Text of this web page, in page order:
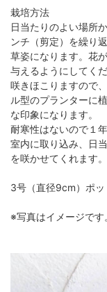
栽培方法
日当たりのよい場所
ンチ（剪定）を繰り
草姿になります。花
与えるようにしてく
咲きほこりますので
ル型のプランターに
な印象になります。
耐寒性はないので１
室内に取り込み、日
を咲かせてくれます。
3号（直径9cm）ポッ
※写真はイメージです